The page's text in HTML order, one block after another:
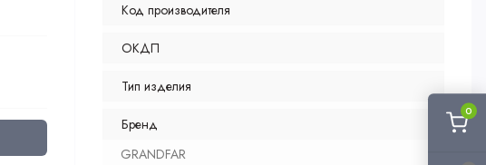
0
Код производителя
ОКДП
Тип изделия
Бренд
GRANDFAR